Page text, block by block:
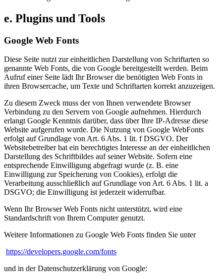
e. Plugins und Tools
Google Web Fonts
Diese Seite nutzt zur einheitlichen Darstellung von Schriftarten so
genannte Web Fonts, die von Google bereitgestellt werden. Beim
Aufruf einer Seite lädt Ihr Browser die benötigten Web Fonts in
ihren Browsercache, um Texte und Schriftarten korrekt anzuzeigen.
Zu diesem Zweck muss der von Ihnen verwendete Browser
Verbindung zu den Servern von Google aufnehmen. Hierdurch
erlangt Google Kenntnis darüber, dass über Ihre IP-Adresse diese
Website aufgerufen wurde. Die Nutzung von Google WebFonts
erfolgt auf Grundlage von Art. 6 Abs. 1 lit. f DSGVO. Der
Websitebetreiber hat ein berechtigtes Interesse an der einheitlichen
Darstellung des Schriftbildes auf seiner Website. Sofern eine
entsprechende Einwilligung abgefragt wurde (z. B. eine
Einwilligung zur Speicherung von Cookies), erfolgt die
Verarbeitung ausschließlich auf Grundlage von Art. 6 Abs. 1 lit. a
DSGVO; die Einwilligung ist jederzeit widerrufbar.
Wenn Ihr Browser Web Fonts nicht unterstützt, wird eine
Standardschrift von Ihrem Computer genutzt.
Weitere Informationen zu Google Web Fonts finden Sie unter
https://developers.google.com/fonts
und in der Datenschutzerklärung von Google: